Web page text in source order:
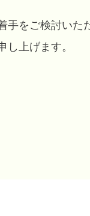
手をご検討いた
し上げます。